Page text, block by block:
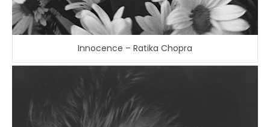
Innocence – Ratika Chopra